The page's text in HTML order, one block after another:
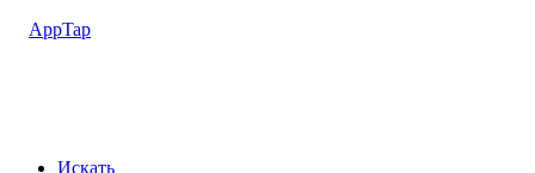
Искать